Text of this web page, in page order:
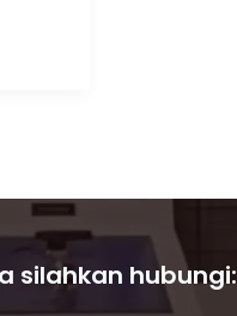
silahkan hubungi: